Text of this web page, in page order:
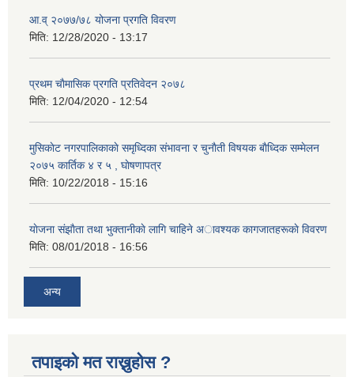
आ.व् २०७७/७८ योजना प्रगति विवरण
मिति: 12/28/2020 - 13:17
प्रथम चाैमासिक प्रगति प्रतिवेदन २०७८
मिति: 12/04/2020 - 12:54
मुसिकाेट नगरपालिकाकाे समृध्दिका संभावना र चुनाैती विषयक बाैध्दिक सम्मेलन
२०७५ कार्तिक ४ र ५ , घाेषणापत्र
मिति: 10/22/2018 - 15:16
याेजना संझाैता तथा भुक्तानीकाे लागि चाहिने अावश्यक कागजातहरूकाे विवरण
मिति: 08/01/2018 - 16:56
अन्य
तपाइको मत राख्नुहोस ?